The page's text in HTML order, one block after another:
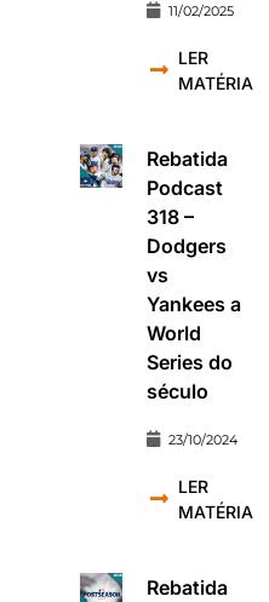
11/02/2025
LER
MATÉRIA
Rebatida
Podcast
318 –
Dodgers
vs
Yankees a
World
Series do
século
23/10/2024
LER
MATÉRIA
Rebatida